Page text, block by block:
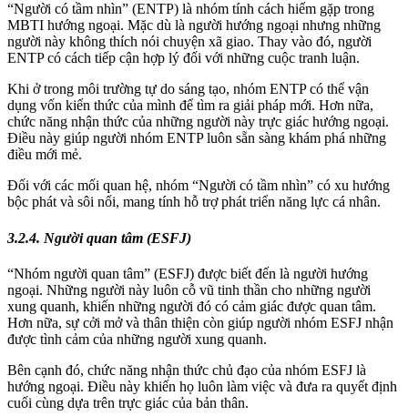
“Người có tầm nhìn” (ENTP) là nhóm tính cách hiếm gặp trong
MBTI hướng ngoại. Mặc dù là người hướng ngoại nhưng những
người này không thích nói chuyện xã giao. Thay vào đó, người
ENTP có cách tiếp cận hợp lý đối với những cuộc tranh luận.
Khi ở trong môi trường tự do sáng tạo, nhóm ENTP có thể vận
dụng vốn kiến thức của mình để tìm ra giải pháp mới. Hơn nữa,
chức năng nhận thức của những người này trực giác hướng ngoại.
Điều này giúp người nhóm ENTP luôn sẵn sàng khám phá những
điều mới mẻ.
Đối với các mối quan hệ, nhóm “Người có tầm nhìn” có xu hướng
bộc phát và sôi nổi, mang tính hỗ trợ phát triển năng lực cá nhân.
3.2.4. Người quan tâm (ESFJ)
“Nhóm người quan tâm” (ESFJ) được biết đến là người hướng
ngoại. Những người này luôn cỗ vũ tinh thần cho những người
xung quanh, khiến những người đó có cảm giác được quan tâm.
Hơn nữa, sự cởi mở và thân thiện còn giúp người nhóm ESFJ nhận
được tình cảm của những người xung quanh.
Bên cạnh đó, chức năng nhận thức chủ đạo của nhóm ESFJ là
hướng ngoại. Điều này khiến họ luôn làm việc và đưa ra quyết định
cuối cùng dựa trên trực giác của bản thân.